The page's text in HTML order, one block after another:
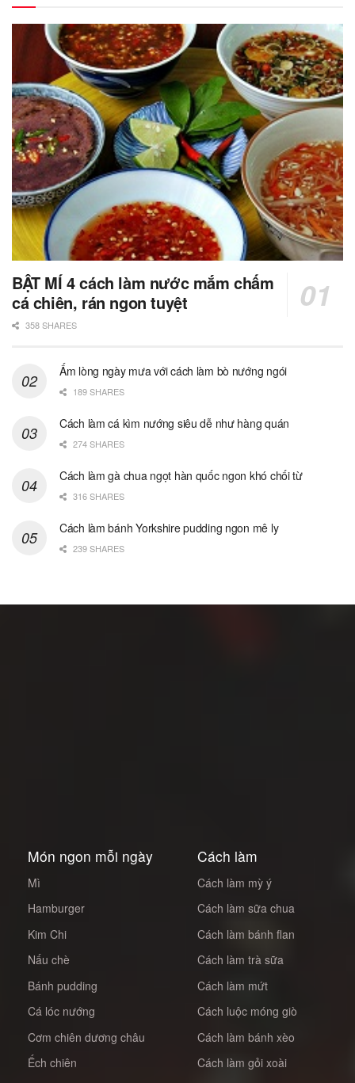
BẬT MÍ 4 cách làm nước mắm chấm
cá chiên, rán ngon tuyệt
358 SHARES
Ấm lòng ngày mưa với cách làm bò nướng ngói
189 SHARES
Cách làm cá kìm nướng siêu dễ như hàng quán
274 SHARES
Cách làm gà chua ngọt hàn quốc ngon khó chối từ
316 SHARES
Cách làm bánh Yorkshire pudding ngon mê ly
239 SHARES
Món ngon mỗi ngày
Mì
Hamburger
Kim Chi
Nấu chè
Bánh pudding
Cá lóc nướng
Cơm chiên dương châu
Ếch chiên
Cách làm
Cách làm mỳ ý
Cách làm sữa chua
Cách làm bánh flan
Cách làm trà sữa
Cách làm mứt
Cách luộc móng giò
Cách làm bánh xèo
Cách làm gỏi xoài